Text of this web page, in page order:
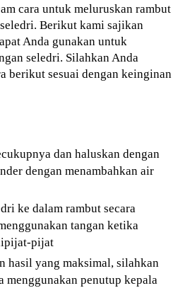
cara untuk meluruskan rambut
Berikut kami sajikan
Anda gunakan untuk
seledri. Silahkan Anda
berikut sesuai dengan keinginan
dan haluskan dengan
dengan menambahkan air
ke dalam rambut secara
tangan ketika
pijat
hasil yang maksimal, silahkan
menggunakan penutup kepala